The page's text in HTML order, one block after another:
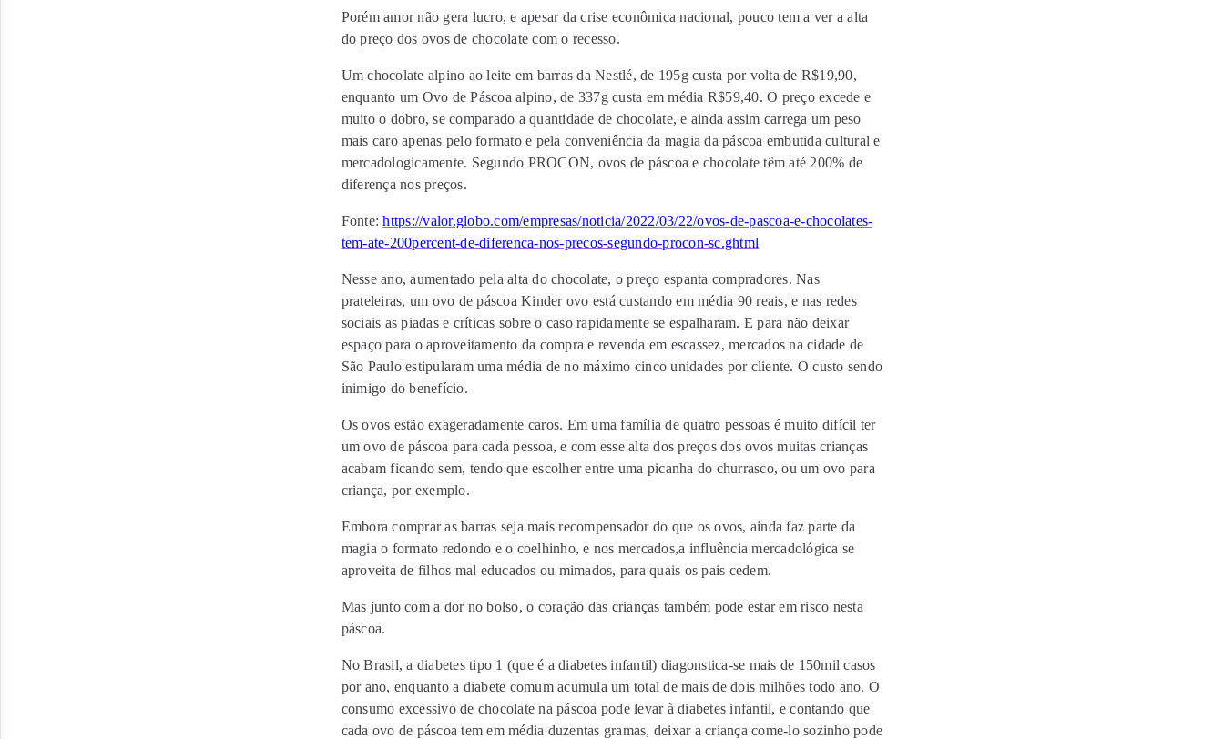
Porém amor não gera lucro, e apesar da crise econômica nacional, pouco tem a ver a alta
do preço dos ovos de chocolate com o recesso.
Um chocolate alpino ao leite em barras da Nestlé, de 195g custa por volta de R$19,90,
enquanto um Ovo de Páscoa alpino, de 337g custa em média R$59,40. O preço excede e
muito o dobro, se comparado a quantidade de chocolate, e ainda assim carrega um peso
mais caro apenas pelo formato e pela conveniência da magia da páscoa embutida cultural e
mercadologicamente. Segundo PROCON, ovos de páscoa e chocolate têm até 200% de
diferença nos preços.
Fonte:https://valor.globo.com/empresas/noticia/2022/03/22/ovos-de-pascoa-e-chocolates-
tem-ate-200percent-de-diferenca-nos-precos-segundo-procon-sc.ghtml
Nesse ano, aumentado pela alta do chocolate, o preço espanta compradores. Nas
prateleiras, um ovo de páscoa Kinder ovo está custando em média 90 reais, e nas redes
sociais as piadas e críticas sobre o caso rapidamente se espalharam. E para não deixar
espaço para o aproveitamento da compra e revenda em escassez, mercados na cidade de
São Paulo estipularam uma média de no máximo cinco unidades por cliente. O custo sendo
inimigo do benefício.
Os ovos estão exageradamente caros. Em uma família de quatro pessoas é muito difícil ter
um ovo de páscoa para cada pessoa, e com esse alta dos preços dos ovos muitas crianças
acabam ficando sem, tendo que escolher entre uma picanha do churrasco, ou um ovo para
criança, por exemplo.
Embora comprar as barras seja mais recompensador do que os ovos, ainda faz parte da
magia o formato redondo e o coelhinho, e nos mercados,a influência mercadológica se
aproveita de filhos mal educados ou mimados, para quais os pais cedem.
Mas junto com a dor no bolso, o coração das crianças também pode estar em risco nesta
páscoa.
No Brasil, a diabetes tipo 1 (que é a diabetes infantil) diagonstica-se mais de 150mil casos
por ano, enquanto a diabete comum acumula um total de mais de dois milhões todo ano. O
consumo excessivo de chocolate na páscoa pode levar à diabetes infantil, e contando que
cada ovo de páscoa tem em média duzentas gramas, deixar a criança come-lo sozinho pode